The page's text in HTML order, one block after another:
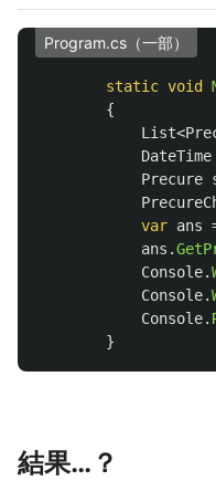
Program.cs（一部）
static void
{
List<
DateTime
Precure
var ans
ans .
Console.
Console.
Console.
}
結果…？